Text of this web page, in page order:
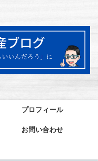
プロフィール
お問い合わせ